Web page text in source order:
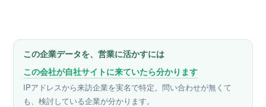
この企業データを、営業に活かすには
この会社が自社サイトに来ていたら分かります
IPアドレスから来訪企業を実名で特定。問い合わせが無くて
も、検討している企業が分かります。